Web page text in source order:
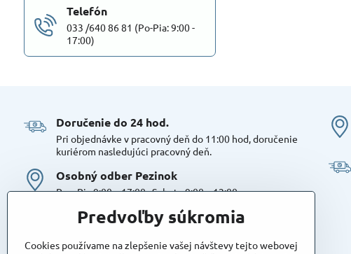
Telefón
033 /640 86 81 (Po-Pia: 9:00 -
17:00)
Doručenie do 24 hod​.
Pri objednávke v pracovný deň do 11:00 hod, doručenie
kuriérom nasledujúci pracovný deň.
Osobný odber Pezinok
Po – Pia 9:00 – 17:00 , Sobota 9:00 – 12:00
bezplatné parkovanie, možnosť doplniť objednávku alebo
dokúpiť tovar na mieste. Odborné poradenstvo
Predvoľby súkromia
Cookies používame na zlepšenie vašej návštevy tejto webovej